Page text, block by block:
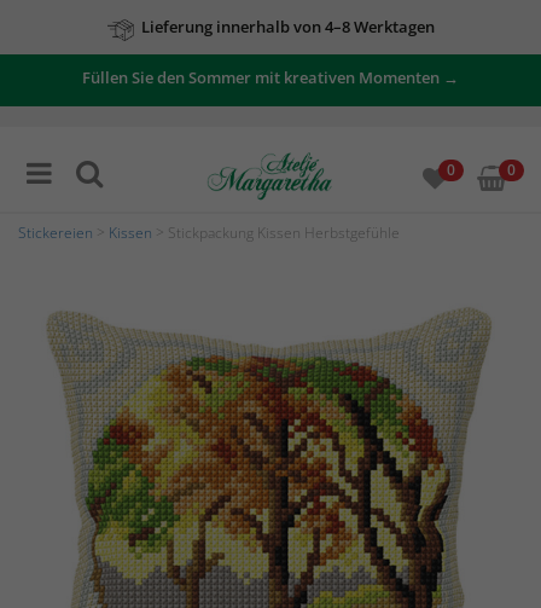
Lieferung innerhalb von 4–8 Werktagen
Füllen Sie den Sommer mit kreativen Momenten →
0 0
Stickereien Kissen > Stickpackung Kissen Herbstgefühle